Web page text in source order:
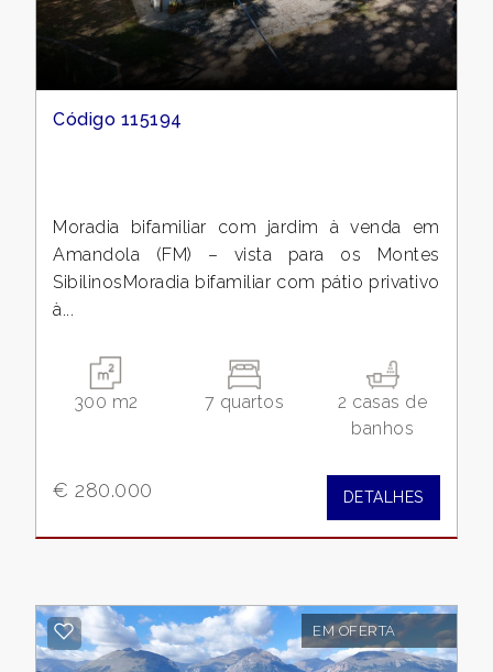
Código 115194
Moradia bifamiliar com jardim à venda em
Amandola (FM) – vista para os Montes
SibilinosMoradia bifamiliar com pátio privativo
à...
300 m2 7 quartos
2 casas de
banhos
€ 280.000 DETALHES
EM OFERTA
metros
quadrados
mínimos
5